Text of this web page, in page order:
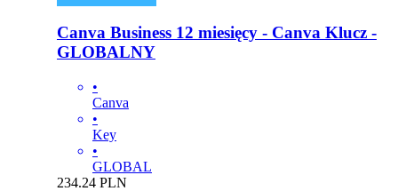
Canva Business 12 miesięcy - Canva Klucz -
GLOBALNY
•
Canva
•
Key
•
GLOBAL
234.24 PLN